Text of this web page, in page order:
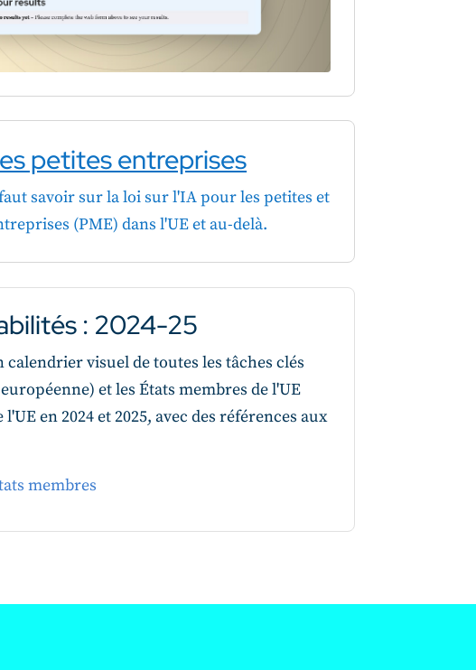
petites entreprises
savoir sur la loi sur l'IA pour les petites et
(PME) dans l'UE et au-delà.
: 2024-25
visuel de toutes les tâches clés
et les États membres de l'UE
en 2024 et 2025, avec des références aux
membres